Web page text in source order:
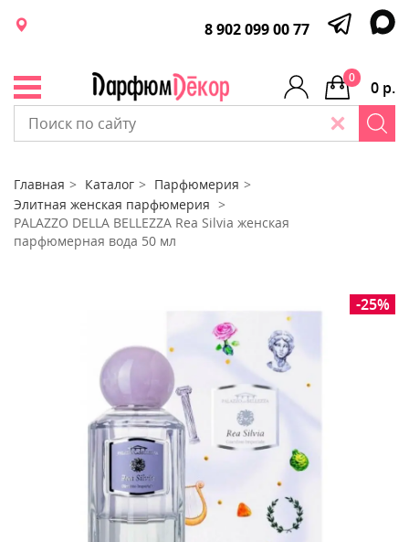
8 902 099 00 77
0 р.
0
Главная Каталог
Парфюмерия
Элитная женская парфюмерия
PALAZZO DELLA BELLEZZA Rea Silvia женская
парфюмерная вода 50 мл
-25%